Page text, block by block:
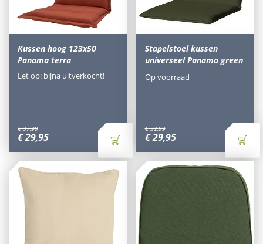
Kussen hoog 123x50
Panama terra
€ 37,99
€29,95
Let op: bijna uitverkocht!
Stapelstoel kussen
universeel Panama green
€ 32,99
€29,95
Op voorraad